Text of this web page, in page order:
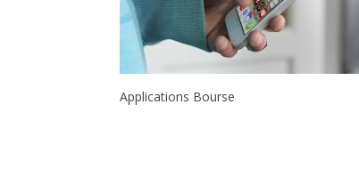
Applications Bourse